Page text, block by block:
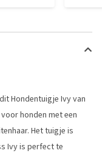
Hondentuigje Ivy van
honden met een
Het tuigje is
Ivy is perfect te